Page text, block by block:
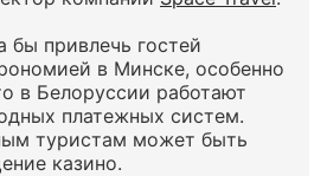
бы привлечь гостей
в Минске, особенно
в Белоруссии работают
платежных систем.
туристам может быть
казино.